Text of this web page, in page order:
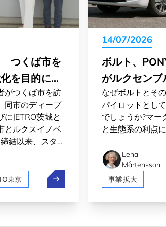
expats in 2026
つくば市を
を目的に訪
がつくば市を訪
同市のディープ
JETRO茨城と
とルクスイノベ
結以来、スター
東京 ルクスイノベーション つくば
14/07/2026
ボルト、
がルクセンブ
ト
なぜボルトとそ
パイロットとし
でしょうか?マー
と生態系の利点
Lena
Mårtensson
事業拡大